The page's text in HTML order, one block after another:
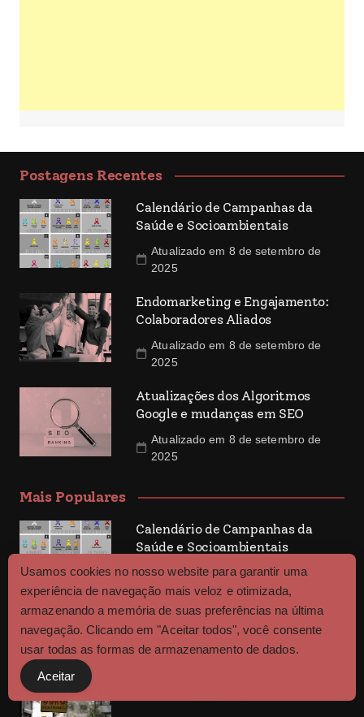
Postagens Recentes
Calendário de Campanhas da
Saúde e Socioambientais
Atualizado em 8 de setembro de
2025
Endomarketing e Engajamento:
Colaboradores Aliados
Atualizado em 8 de setembro de
2025
Atualizações dos Algoritmos
Google e mudanças em SEO
Atualizado em 8 de setembro de
2025
Mais Populares
Calendário de Campanhas da
Saúde e Socioambientais
O que é o algoritmo e como
funciona o motor de buscas da
Google?
Usamos cookies no nosso website para garantir uma
experiência de navegação mais veloz e otimizada,
armazenando a memória de suas preferências na última
navegação. Clicando em "Aceitar todos", você consente
usar todas as formas de armazenamento de dados.
Aceitar